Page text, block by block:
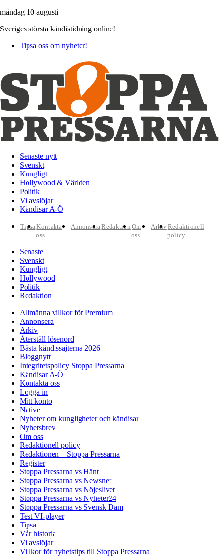
måndag 10 augusti
Sveriges största kändistidning online!
Tipsa oss om nyheter!
Senaste nytt
Svenskt
Kungligt
Hollywood & Världen
Politik
Vi avslöjar
Kändisar A-Ö
TipsaKontakta
oss
AnnonseraRedaktion Om
oss
Arkiv Redaktionell
policy
Senaste
Svenskt
Kungligt
Hollywood
Politik
Redaktion
Allmänna villkor för Premium
Annonsera
Arkiv
Återställ lösenord
Bästa kändissajterna 2026
Bloggnytt
Integritetspolicy Stoppa Pressarna
Kändisar A-Ö
Kontakta oss
Logga in
Mitt konto
Native
Nyheter om kungligheter och kändisar
Nyhetsbrev
Om oss
Redaktionell policy
Redaktionen – Stoppa Pressarna
Register
Stoppa Pressarna vs Hänt
Stoppa Pressarna vs Newsner
Stoppa Pressarna vs Nöjeslivet
Stoppa Pressarna vs Nyheter24
Stoppa Pressarna vs Svensk Dam
Test VI-player
Tipsa
Vår historia
Vi avslöjar
Villkor för nyhetstips till Stoppa Pressarna